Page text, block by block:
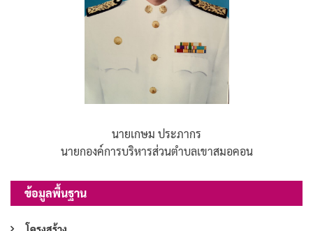
นายเกษม ประภากร
นายกองค์การบริหารส่วนตำบลเขาสมอคอน
ข้อมูลพื้นฐาน